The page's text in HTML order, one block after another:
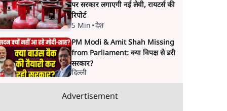
पर सरकार लगाएगी नई लेवी, रायटर्स की
रिपोर्ट
5 Min •देश
PM Modi & Amit Shah Missing
from Parliament: क्या विपक्ष से डरी
सरकार?
दिल्ली
Advertisement